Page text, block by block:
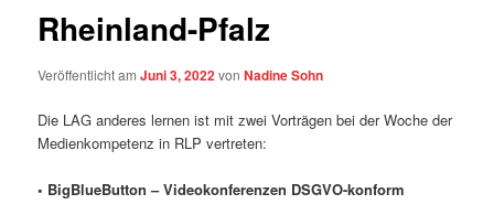
Rheinland-Pfalz
Veröffentlicht amJuni 3, 2022vonNadine Sohn
Die LAG anderes lernen ist mit zwei Vorträgen bei der Woche der
Medienkompetenz in RLP vertreten:
• BigBlueButton – Videokonferenzen DSGVO-konform